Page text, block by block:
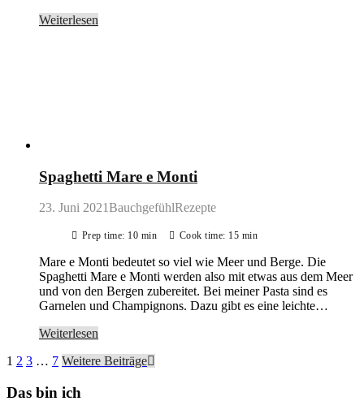
Weiterlesen
Spaghetti Mare e Monti
23. Juni 2021BauchgefühlRezepte
Prep time: 10 min Cook time: 15 min
Mare e Monti bedeutet so viel wie Meer und Berge. Die
Spaghetti Mare e Monti werden also mit etwas aus dem Meer
und von den Bergen zubereitet. Bei meiner Pasta sind es
Garnelen und Champignons. Dazu gibt es eine leichte…
Weiterlesen
1 2 3 … 7 Weitere Beiträge
Das bin ich